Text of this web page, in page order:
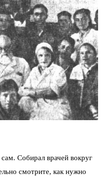
Собирал врачей вокруг
смотрите, как нужно